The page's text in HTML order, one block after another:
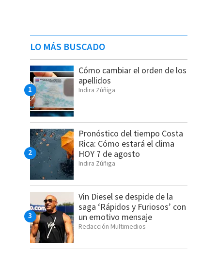
LO MÁS BUSCADO
Cómo cambiar el orden de los
apellidos
Indira Zúñiga
Pronóstico del tiempo Costa
Rica: Cómo estará el clima
HOY 7 de agosto
Indira Zúñiga
Vin Diesel se despide de la
saga ‘Rápidos y Furiosos’ con
un emotivo mensaje
Redacción Multimedios